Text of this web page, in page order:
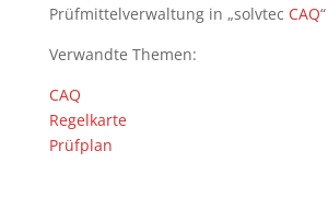
Prüfmittelverwaltung in „solvtec CAQ“
Verwandte Themen:
CAQ
Regelkarte
Prüfplan